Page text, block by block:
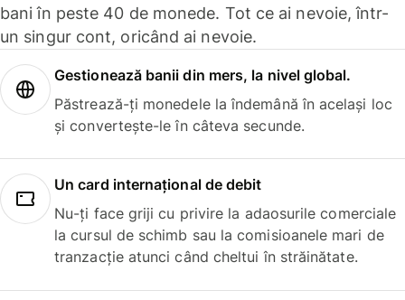
bani în peste 40 de monede. Tot ce ai nevoie, într-
un singur cont, oricând ai nevoie.
Gestionează banii din mers, la nivel global.
Păstrează-ți monedele la îndemână în același loc
și convertește-le în câteva secunde.
Un card internațional de debit
Nu-ți face griji cu privire la adaosurile comerciale
la cursul de schimb sau la comisioanele mari de
tranzacție atunci când cheltui în străinătate.